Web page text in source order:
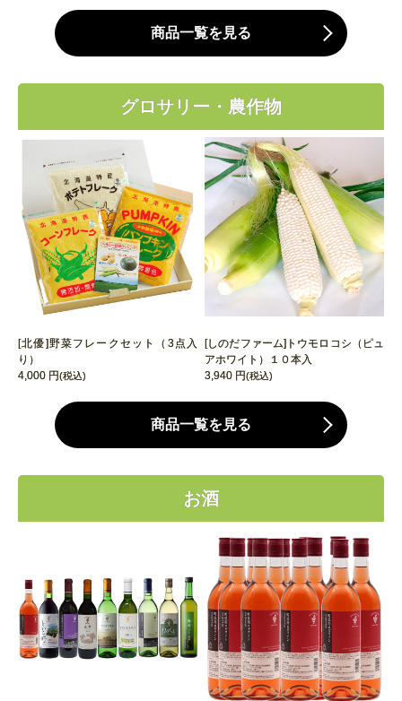
商品一覧を見る
グロサリー・農作物
[北優]野菜フレークセット（3点入
り）
4,000 円(税込)
[しのだファーム]トウモロコシ（ピュ
アホワイト）１０本入
3,940 円(税込)
商品一覧を見る
お酒